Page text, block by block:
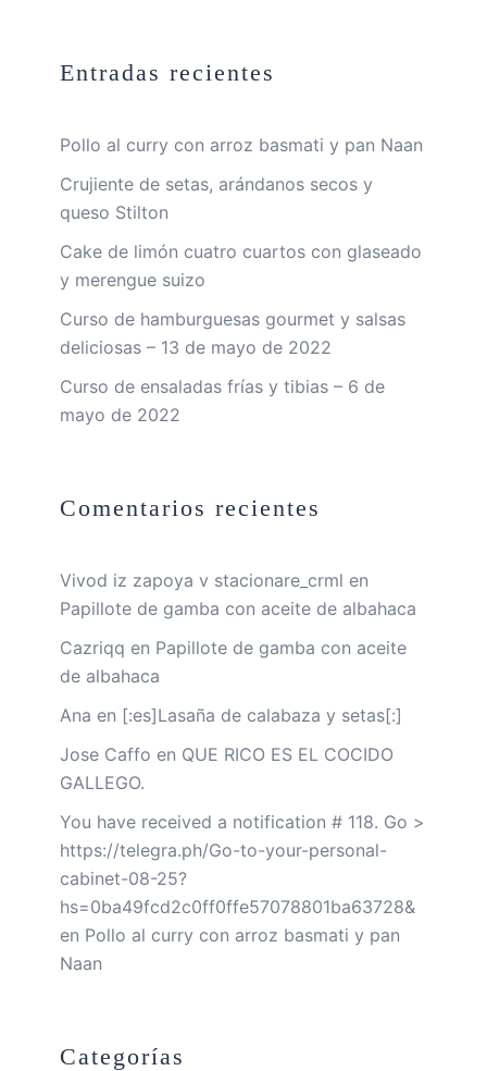
Entradas recientes
Pollo al curry con arroz basmati y pan Naan
Crujiente de setas, arándanos secos y
queso Stilton
Cake de limón cuatro cuartos con glaseado
y merengue suizo
Curso de hamburguesas gourmet y salsas
deliciosas – 13 de mayo de 2022
Curso de ensaladas frías y tibias – 6 de
mayo de 2022
Comentarios recientes
Vivod iz zapoya v stacionare_crml en
Papillote de gamba con aceite de albahaca
Cazriqq en Papillote de gamba con aceite
de albahaca
Ana en [:es]Lasaña de calabaza y setas[:]
Jose Caffo en QUE RICO ES EL COCIDO
GALLEGO.
You have received a notification # 118. Go >
https://telegra.ph/Go-to-your-personal-
cabinet-08-25?
hs=0ba49fcd2c0ff0ffe57078801ba63728&
en Pollo al curry con arroz basmati y pan
Naan
Categorías